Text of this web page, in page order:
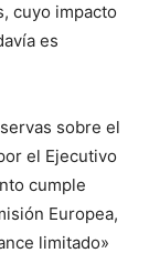
cuyo impacto
es
sobre el
el Ejecutivo
cumple
Europea,
limitado»